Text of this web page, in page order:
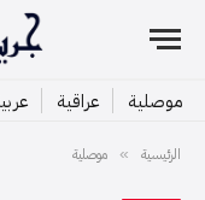
موصلية عراقية
الرئيسية » موصلية